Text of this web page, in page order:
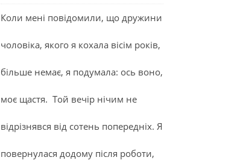
Коли мені повідомили, що дружини
чоловіка, якого я кохала вісім років,
більше немає, я подумала: ось воно,
моє щастя. Той вечір нічим не
відрізнявся від сотень попередніх. Я
повернулася додому після роботи,